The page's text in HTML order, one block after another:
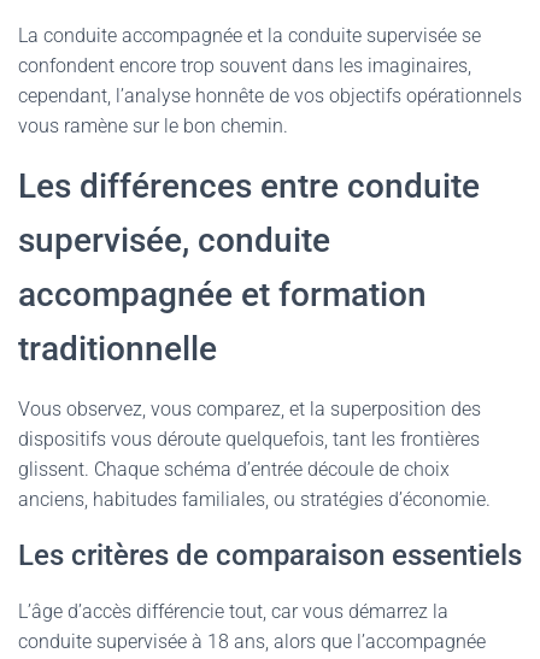
La conduite accompagnée et la conduite supervisée se
confondent encore trop souvent dans les imaginaires,
cependant, l’analyse honnête de vos objectifs opérationnels
vous ramène sur le bon chemin.
Les différences entre conduite
supervisée, conduite
accompagnée et formation
traditionnelle
Vous observez, vous comparez, et la superposition des
dispositifs vous déroute quelquefois, tant les frontières
glissent. Chaque schéma d’entrée découle de choix
anciens, habitudes familiales, ou stratégies d’économie.
Les critères de comparaison essentiels
L’âge d’accès différencie tout, car vous démarrez la
conduite supervisée à 18 ans, alors que l’accompagnée